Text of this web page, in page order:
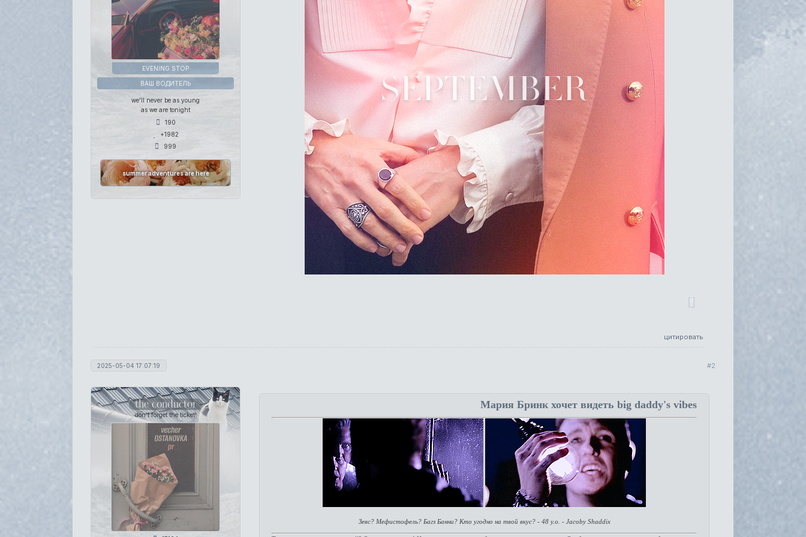
EVENING STOP
ВАШ ВОДИТЕЛЬ
we'll never be as young
as we are tonight
190
+1982
999
summer adventures are here
0
цитировать
2
2025-05-04 17:07:19
the conductor
don't forget the ticket!
Мария Бринк хочет видеть big daddy's vibes
Зевс? Мефистофель? Багз Банни? Кто угодно на твой вкус? - 48 y.o. - Jacoby Shaddix